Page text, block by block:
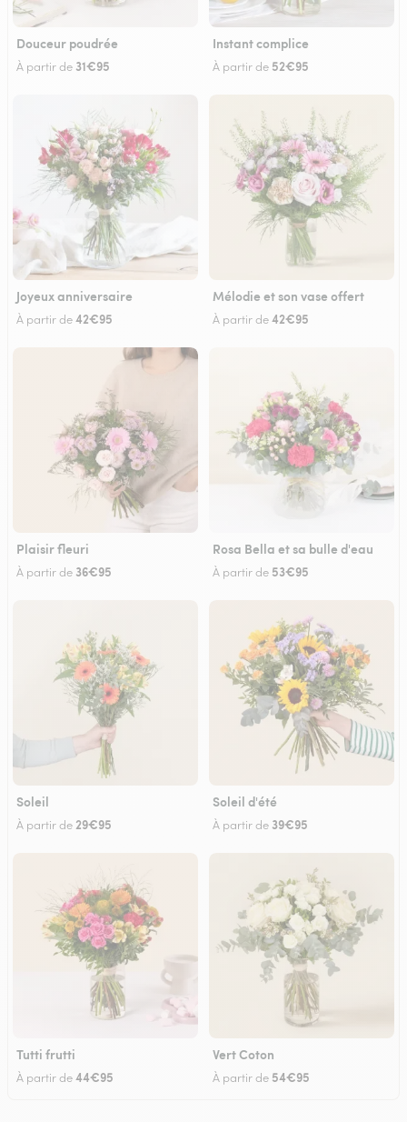
Douceur poudrée
À partir de 31€95
Instant complice
À partir de 52€95
Joyeux anniversaire
À partir de42€95
Mélodie et son vase offert
À partir de42€95
Plaisir fleuri
À partir de 36€95
Rosa Bella et sa bulle d'eau
À partir de 53€95
Soleil
À partir de 29€95
Soleil d'été
À partir de 39€95
Tutti frutti
À partir de44€95
Vert Coton
À partir de 54€95